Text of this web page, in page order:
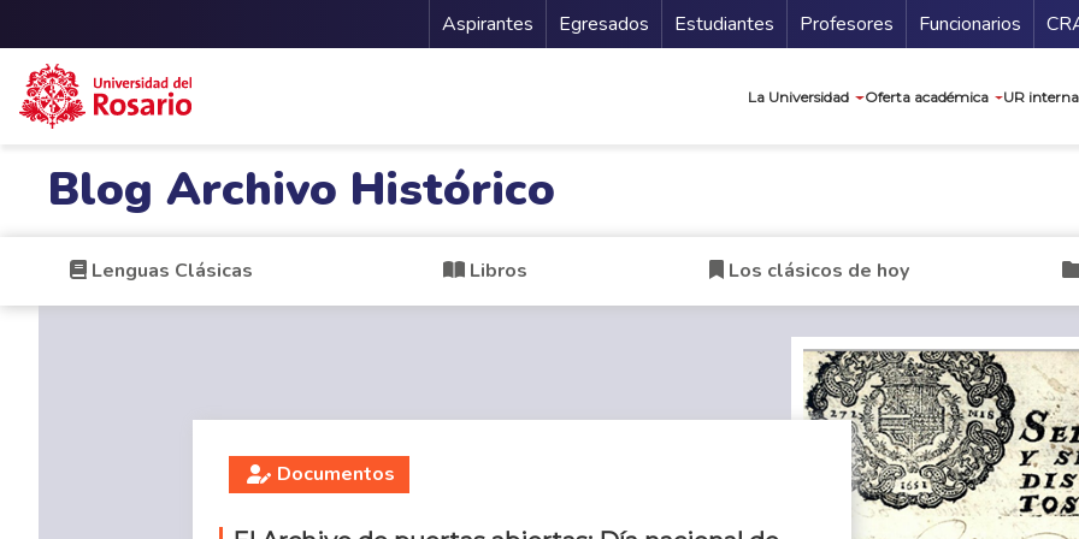
Menu Secundario
Aspirantes Egresados Estudiantes Profesores Funcionarios
La Universidad Oferta académica UR
Blog Archivo Histórico
Lenguas Clásicas Libros Los clásicos de hoy
Documentos